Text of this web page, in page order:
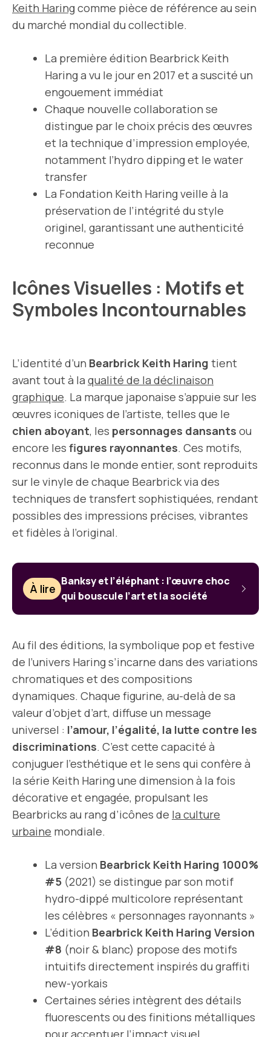
Keith Haringcomme pièce de référence au sein
du marché mondial du collectible.
La première édition Bearbrick Keith
Haring a vu le jour en 2017 et a suscité un
engouement immédiat
Chaque nouvelle collaboration se
distingue par le choix précis des œuvres
et la technique d’impression employée,
notamment l’hydro dipping et le water
transfer
La Fondation Keith Haring veille à la
préservation de l’intégrité du style
originel, garantissant une authenticité
reconnue
Icônes Visuelles : Motifs et
Symboles Incontournables
L’identité d’un Bearbrick Keith Haring tient
avant tout à la qualité de la déclinaison
graphique. La marque japonaise s’appuie sur les
œuvres iconiques de l’artiste, telles que le
chien aboyant, les personnages dansants ou
encore les figures rayonnantes. Ces motifs,
reconnus dans le monde entier, sont reproduits
sur le vinyle de chaque Bearbrick via des
techniques de transfert sophistiquées, rendant
possibles des impressions précises, vibrantes
et fidèles à l’original.
À lire
Banksy et l’éléphant : l’œuvre choc
qui bouscule l’art et la société
Au fil des éditions, la symbolique pop et festive
de l’univers Haring s’incarne dans des variations
chromatiques et des compositions
dynamiques. Chaque figurine, au-delà de sa
valeur d’objet d’art, diffuse un message
universel : l’amour, l’égalité, la lutte contre les
discriminations. C’est cette capacité à
conjuguer l’esthétique et le sens qui confère à
la série Keith Haring une dimension à la fois
décorative et engagée, propulsant les
Bearbricks au rang d’icônes de la culture
urbaine mondiale.
La version Bearbrick Keith Haring 1000%
#5 (2021) se distingue par son motif
hydro-dippé multicolore représentant
les célèbres « personnages rayonnants »
L’édition Bearbrick Keith Haring Version
#8 (noir & blanc) propose des motifs
intuitifs directement inspirés du graffiti
new-yorkais
Certaines séries intègrent des détails
fluorescents ou des finitions métalliques
pour accentuer l’impact visuel